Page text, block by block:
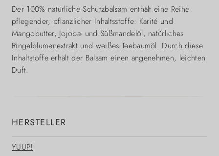
Der 100% natürliche Schutzbalsam enthält eine Reihe
pflegender, pflanzlicher Inhaltsstoffe: Karité und
Mangobutter, Jojoba- und Süßmandelöl, natürliches
Ringelblumenextrakt und weißes Teebaumöl. Durch diese
Inhaltstoffe erhält der Balsam einen angenehmen, leichten
Duft.
HERSTELLER
YUUP!